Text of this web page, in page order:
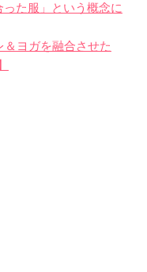
た服」という概念に
ヨガを融合させた